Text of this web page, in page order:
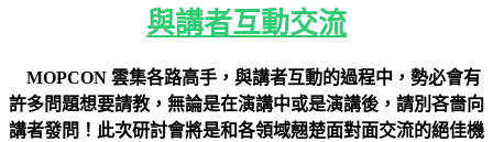
與講者互動交流
MOPCON 雲集各路高手，與講者互動的過程中，勢必會有
許多問題想要請教，無論是在演講中或是演講後，請別吝嗇向
講者發問！此次研討會將是和各領域翹楚面對面交流的絕佳機